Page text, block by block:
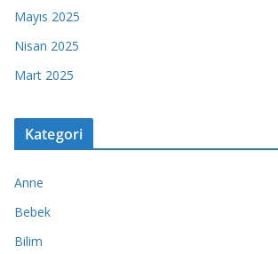
Mayıs 2025
Nisan 2025
Mart 2025
Kategori
Anne
Bebek
Bilim